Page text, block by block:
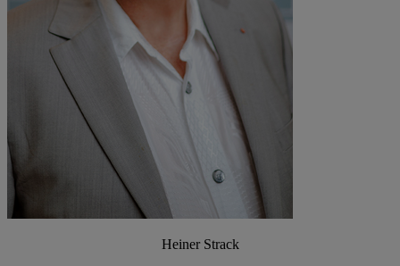
Heiner Strack